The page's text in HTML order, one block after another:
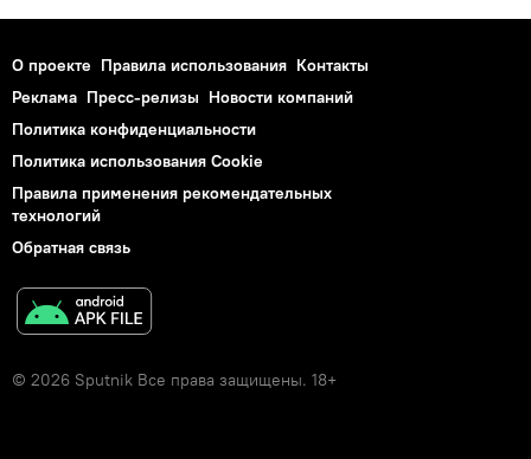
О проекте Правила использования Контакты
Реклама Пресс-релизы Новости компаний
Политика конфиденциальности
Политика использования Cookie
Правила применения рекомендательных
технологий
Обратная связь
© 2026 Sputnik Все права защищены. 18+